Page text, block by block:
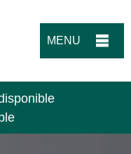
MENU